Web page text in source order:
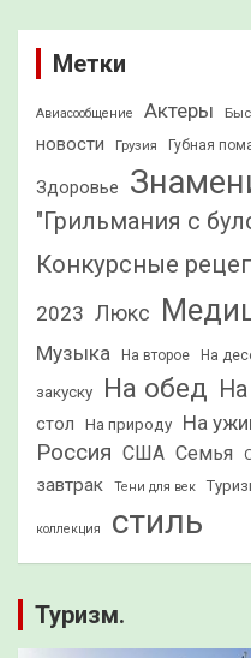
Метки
Авиасообщение Актеры
новости
Грузия Губная
Здоровье
"Грильмания с
Конкурсные
2023 Люкс
Музыка На второе На
закуску На обед
стол
На природу На
Россия США Семья
завтрак
Тени для век
коллекция стиль
Туризм.